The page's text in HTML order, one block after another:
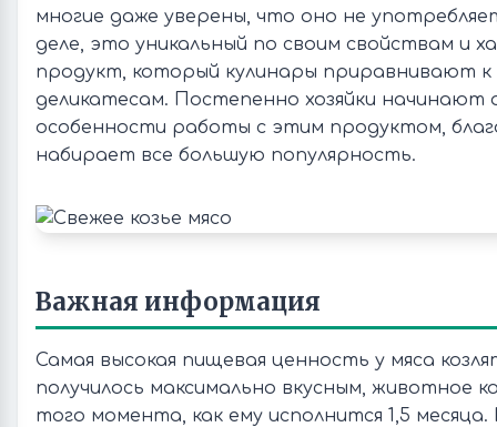
многие даже уверены, что оно не
деле, это уникальный по своим свойствам и
продукт, который кулинары приравнивают к
деликатесам. Постепенно хозяйки начинают
особенности работы с этим продуктом,
набирает все большую популярность.
Важная информация
Самая высокая пищевая ценность у мяса
получилось максимально вкусным, животное
того момента, как ему исполнится 1,5 месяца.